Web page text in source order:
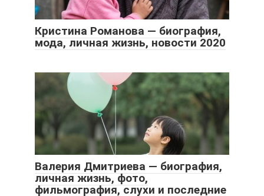
Кристина Романова — биография,
мода, личная жизнь, новости 2020
Валерия Дмитриева — биография,
личная жизнь, фото,
фильмография, слухи и последние